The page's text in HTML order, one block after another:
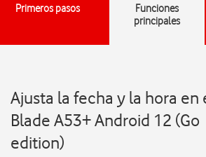
Primeros pasos
Funciones
principales
Ajusta la fecha y la hora en
Blade A53+ Android 12 (Go
edition)